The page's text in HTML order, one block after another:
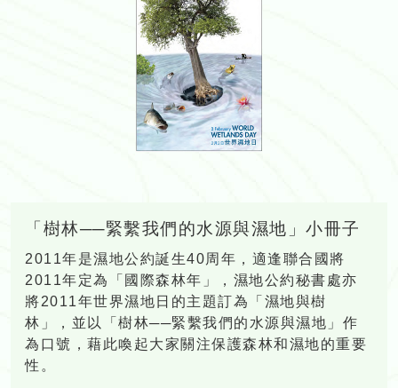
「樹林──緊繫我們的水源與濕地」小冊子
2011年是濕地公約誕生40周年，適逢聯合國將
2011年定為「國際森林年」，濕地公約秘書處亦
將2011年世界濕地日的主題訂為「濕地與樹
林」，並以「樹林──緊繫我們的水源與濕地」作
為口號，藉此喚起大家關注保護森林和濕地的重要
性。